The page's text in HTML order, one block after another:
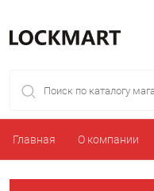
Главная О компании